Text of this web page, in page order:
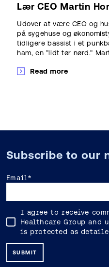
Lær CEO Martin
Udover at være CEO og
på sygehuse og
tidligere bassist i et
ham, en ”lidt tør nørd.”
Read more
Subscribe to our
Email *
I agree to receive
Healthcare Group and
is protected as